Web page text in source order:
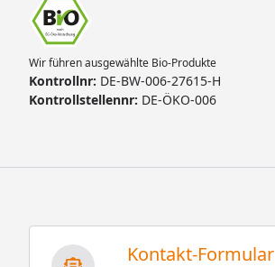
Wir führen ausgewählte Bio-Produkte
Kontrollnr: DE-BW-006-27615-H
Kontrollstellennr: DE-ÖKO-006
Kontakt-Formular